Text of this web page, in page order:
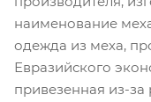
наименование
одежда из меха,
Евразийского
привезенная из-